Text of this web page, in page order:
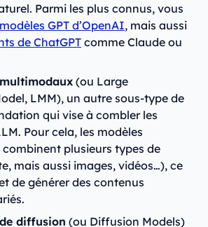
Parmi les plus connus, vous
modèles GPT d’OpenAI, mais aussi
de ChatGPT comme Claude ou
(ou Large
LMM), un autre sous-type de
qui vise à combler les
Pour cela, les modèles
plusieurs types de
mais aussi images, vidéos…), ce
de générer des contenus
diffusion (ou Diffusion Models)